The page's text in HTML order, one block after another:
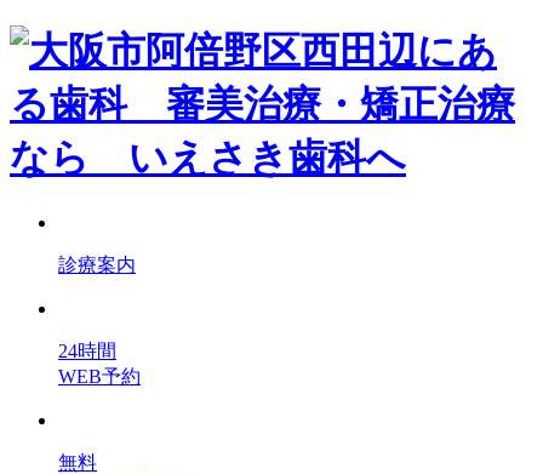
診療案内
24時間
WEB予約
無料